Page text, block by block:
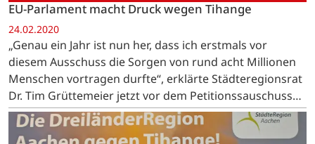
EU-Parlament macht Druck wegen Tihange
24.02.2020
„Genau ein Jahr ist nun her, dass ich erstmals vor
diesem Ausschuss die Sorgen von rund acht Millionen
Menschen vortragen durfte“, erklärte Städteregionsrat
Dr. Tim Grüttemeier jetzt vor dem Petitionssauschuss
des Europäischen Parlaments und fügte enttäuscht…